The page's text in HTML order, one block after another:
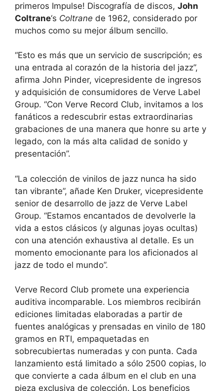
primeros Impulse! Discografía de discos, John
Coltrane‘s Coltrane de 1962, considerado por
muchos como su mejor álbum sencillo.
“Esto es más que un servicio de suscripción; es
una entrada al corazón de la historia del jazz”,
afirma John Pinder, vicepresidente de ingresos
y adquisición de consumidores de Verve Label
Group. “Con Verve Record Club, invitamos a los
fanáticos a redescubrir estas extraordinarias
grabaciones de una manera que honre su arte y
legado, con la más alta calidad de sonido y
presentación”.
“La colección de vinilos de jazz nunca ha sido
tan vibrante”, añade Ken Druker, vicepresidente
senior de desarrollo de jazz de Verve Label
Group. “Estamos encantados de devolverle la
vida a estos clásicos (y algunas joyas ocultas)
con una atención exhaustiva al detalle. Es un
momento emocionante para los aficionados al
jazz de todo el mundo”.
Verve Record Club promete una experiencia
auditiva incomparable. Los miembros recibirán
ediciones limitadas elaboradas a partir de
fuentes analógicas y prensadas en vinilo de 180
gramos en RTI, empaquetadas en
sobrecubiertas numeradas y con punta. Cada
lanzamiento está limitado a sólo 2500 copias, lo
que convierte a cada álbum en el club en una
pieza exclusiva de colección. Los beneficios